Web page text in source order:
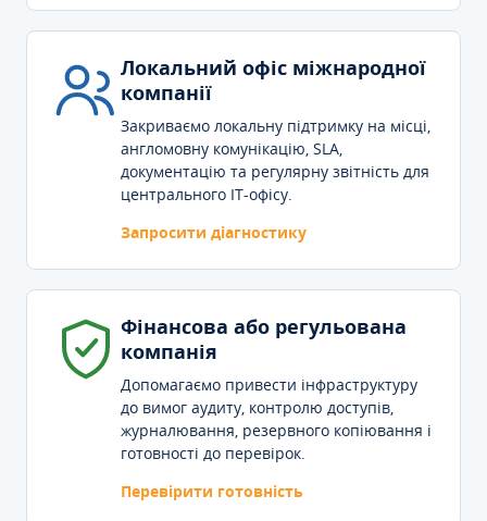
Локальний офіс міжнародної
компанії
Закриваємо локальну підтримку на місці,
англомовну комунікацію, SLA,
документацію та регулярну звітність для
центрального IT-офісу.
Запросити діагностику
Фінансова або регульована
компанія
Допомагаємо привести інфраструктуру
до вимог аудиту, контролю доступів,
журналювання, резервного копіювання і
готовності до перевірок.
Перевірити готовність